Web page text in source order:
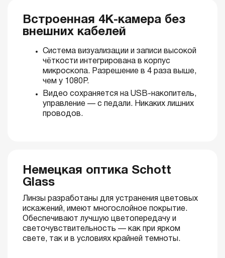
Встроенная 4K-камера без
внешних кабелей
Система визуализации и записи высокой
чёткости интегрирована в корпус
микроскопа. Разрешение в 4 раза выше,
чем у 1080P.
Видео сохраняется на USB-накопитель,
управление — с педали. Никаких лишних
проводов.
Немецкая оптика Schott
Glass
Линзы разработаны для устранения цветовых
искажений, имеют многослойное покрытие.
Обеспечивают лучшую цветопередачу и
светочувствительность — как при ярком
свете, так и в условиях крайней темноты.